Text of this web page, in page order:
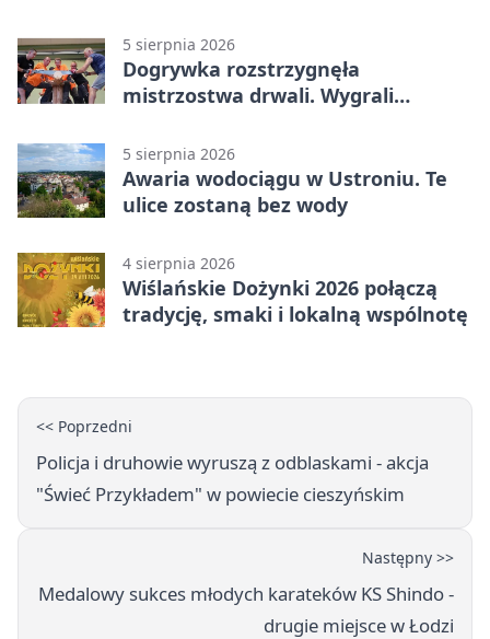
5 sierpnia 2026
Dogrywka rozstrzygnęła
mistrzostwa drwali. Wygrali
5 sierpnia 2026
Awaria wodociągu w Ustroniu. Te
ulice zostaną bez wody
4 sierpnia 2026
Wiślańskie Dożynki 2026 połączą
tradycję, smaki i lokalną wspólnotę
<< Poprzedni
Policja i druhowie wyruszą z odblaskami - akcja
"Świeć Przykładem" w powiecie cieszyńskim
Następny >>
Medalowy sukces młodych karateków KS Shindo -
drugie miejsce w Łodzi